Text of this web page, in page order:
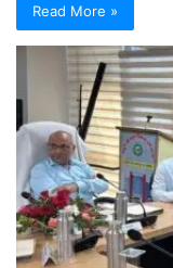
Read More »